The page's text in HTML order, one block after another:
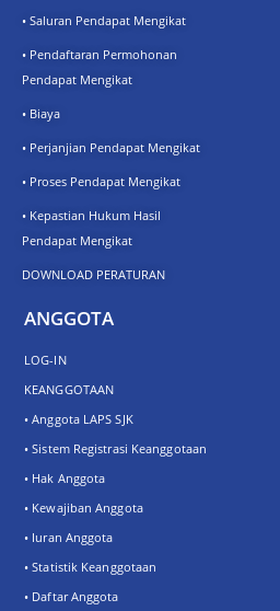
• Saluran Pendapat Mengikat
• Pendaftaran Permohonan
Pendapat Mengikat
• Biaya
• Perjanjian Pendapat Mengikat
• Proses Pendapat Mengikat
• Kepastian Hukum Hasil
Pendapat Mengikat
DOWNLOAD PERATURAN
ANGGOTA
LOG-IN
KEANGGOTAAN
• Anggota LAPS SJK
• Sistem Registrasi Keanggotaan
• Hak Anggota
• Kewajiban Anggota
• Iuran Anggota
• Statistik Keanggotaan
• Daftar Anggota